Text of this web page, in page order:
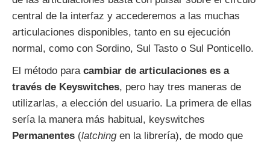
central de la interfaz y accederemos a las muchas
articulaciones disponibles, tanto en su ejecución
normal, como con Sordino, Sul Tasto o Sul Ponticello.
El método paracambiar de articulaciones es a
través de Keyswitches, pero hay tres maneras de
utilizarlas, a elección del usuario. La primera de ellas
sería la manera más habitual, keyswitches
Permanentes (latchingen la librería), de modo que